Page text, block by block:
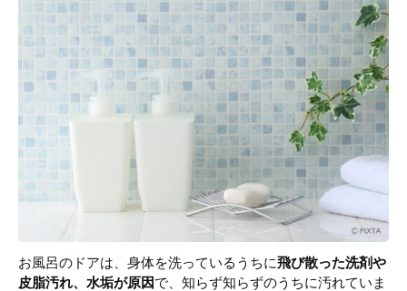
お風呂のドアは、身体を洗っているうちに飛び散った洗剤や
皮脂汚れ、水垢が原因で、知らず知らずのうちに汚れていま